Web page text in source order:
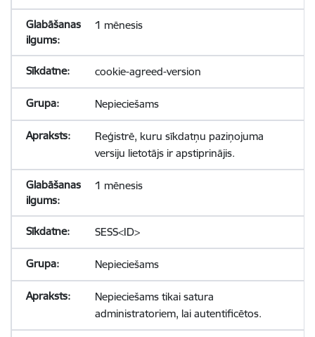
1 mēnesis
cookie-agreed-version
Nepieciešams
Reģistrē, kuru sīkdatņu paziņojuma
versiju lietotājs ir apstiprinājis.
1 mēnesis
SESS<ID>
Nepieciešams
Nepieciešams tikai satura
administratoriem, lai autentificētos.